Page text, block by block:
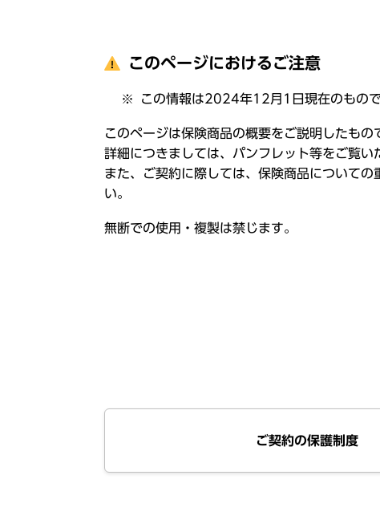
このページにおけるご注意
この情報は2024年12月1日現在のもので
このページは保険商品の概要をご説明したもの
詳細につきましては、パンフレット等をご覧い
また、ご契約に際しては、保険商品について
い。
無断での使用・複製は禁じます。
ご契約の保護制度